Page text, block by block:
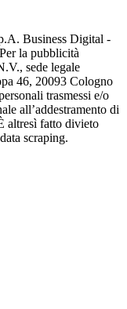
Business Digital -
la pubblicità
sede legale
46, 20093 Cologno
trasmessi e/o
all’addestramento di
altresì fatto divieto
scraping.